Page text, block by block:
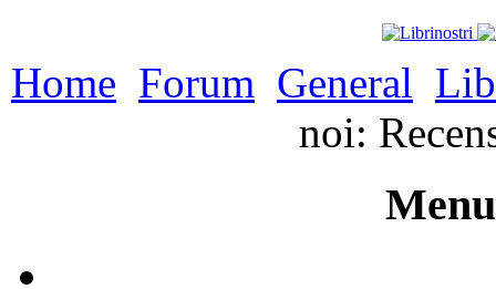
Home Forum General
noi: